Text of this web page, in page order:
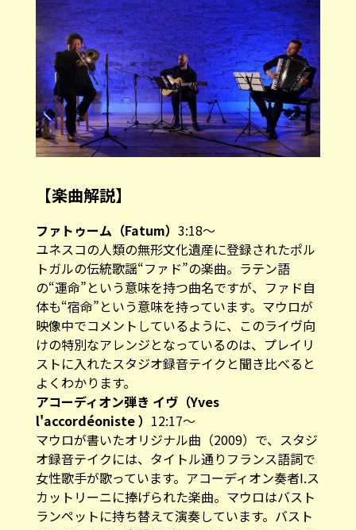
【楽曲解説】
ファトゥーム（Fatum） 3:18～
ユネスコの人類の無形文化遺産に登録されたポル
トガルの伝統歌謡“ファド”の楽曲。ラテン語
の“運命”という意味を持つ曲名ですが、ファド自
体も“宿命”という意味を持っています。マウロが
映像中でコメントしているように、このライヴ向
けの特別なアレンジとなっているのは、プレイリ
ストに入れたスタジオ録音テイクと聞き比べると
よくわかります。
アコーディオン弾き イヴ（Yves
l'accordéoniste ） 12:17～
マウロが書いたオリジナル曲（2009）で、スタジ
オ録音テイクには、タイトル通りフランス語詞で
女性歌手が歌っています。アコーディオン奏者I.ス
カットリーニに捧げられた楽曲。マウロはバスト
ランペットに持ち替えて演奏しています。バスト